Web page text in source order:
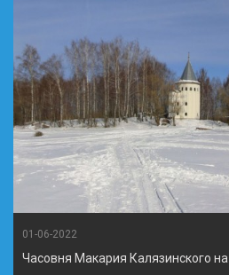
01-06-2022
Часовня Макария Калязинского